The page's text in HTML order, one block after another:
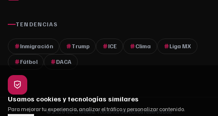
TENDENCIAS
Inmigración Trump ICE Clima Liga MX
Fútbol DACA
© 2026 MLC Media. Todos los derechos reservados.
Usamos cookies y tecnologías similares
Para mejorar tu experiencia, analizar el tráfico y personalizar contenido.